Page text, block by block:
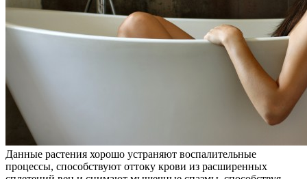
Данные растения хорошо устраняют воспалительные
процессы, способствуют оттоку крови из расширенных